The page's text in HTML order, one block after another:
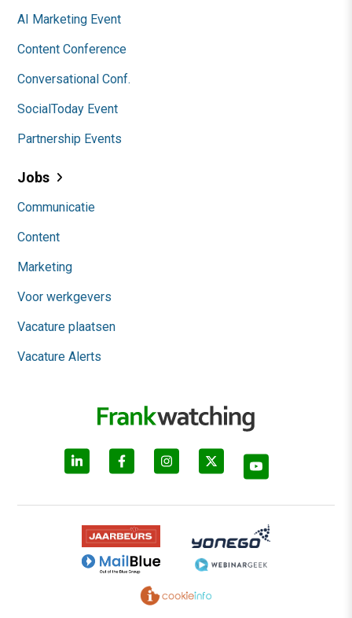
AI Marketing Event
Content Conference
Conversational Conf.
SocialToday Event
Partnership Events
Jobs
Communicatie
Content
Marketing
Voor werkgevers
Vacature plaatsen
Vacature Alerts